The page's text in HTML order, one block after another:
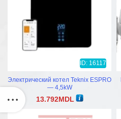
ID: 16117
Электрический котел Teknix ESPRO
— 4,5kW
13.792MDL